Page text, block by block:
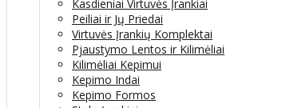
Kasdieniai Virtuvės Įrankiai
Peiliai ir Jų Priedai
Virtuvės Įrankių Komplektai
Pjaustymo Lentos ir Kilimėliai
Kilimėliai Kepimui
Kepimo Indai
Kepimo Formos